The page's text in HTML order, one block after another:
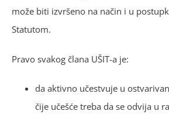
može biti izvršeno na način i u
Statutom.
Pravo svakog člana UŠIT-a je:
da aktivno učestvuje u
čije učešće treba da se odvija u